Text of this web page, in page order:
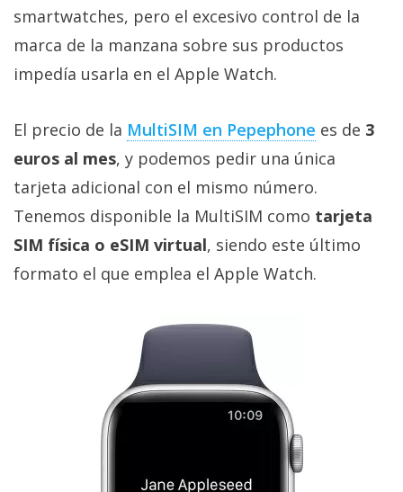
Aviso
Legal
digital donde
encontrarás
todas las
noticias sobre
tecnología,
móviles,
ordenadores,
apps,
informática,
smartwatches, pero el excesivo control de la
marca de la manzana sobre sus productos
impedía usarla en el Apple Watch.
El precio de la MultiSIM en Pepephone es de 3
euros al mes, y podemos pedir una única
tarjeta adicional con el mismo número.
Tenemos disponible la MultiSIM como tarjeta
SIM física o eSIM virtual, siendo este último
formato el que emplea el Apple Watch.